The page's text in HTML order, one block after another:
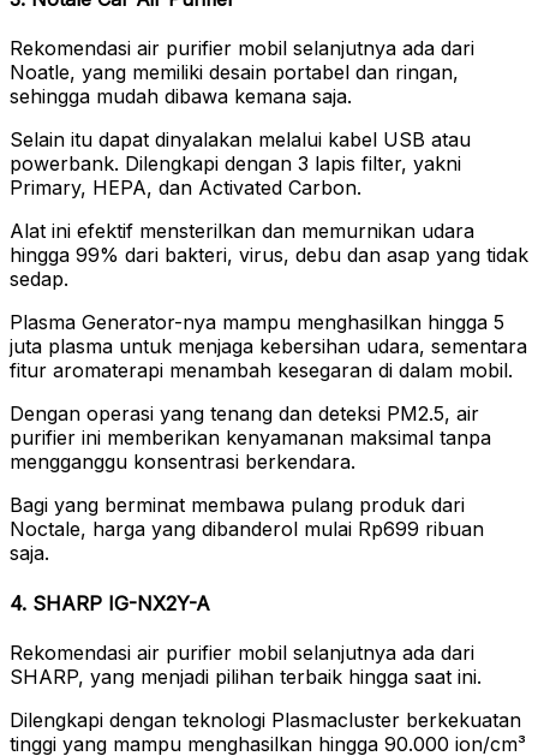
Rekomendasi air purifier mobil selanjutnya ada dari
Noatle, yang memiliki desain portabel dan ringan,
sehingga mudah dibawa kemana saja.
Selain itu dapat dinyalakan melalui kabel USB atau
powerbank. Dilengkapi dengan 3 lapis filter, yakni
Primary, HEPA, dan Activated Carbon.
Alat ini efektif mensterilkan dan memurnikan udara
hingga 99% dari bakteri, virus, debu dan asap yang tidak
sedap.
Plasma Generator-nya mampu menghasilkan hingga 5
juta plasma untuk menjaga kebersihan udara, sementara
fitur aromaterapi menambah kesegaran di dalam mobil.
Dengan operasi yang tenang dan deteksi PM2.5, air
purifier ini memberikan kenyamanan maksimal tanpa
mengganggu konsentrasi berkendara.
Bagi yang berminat membawa pulang produk dari
Noctale, harga yang dibanderol mulai Rp699 ribuan
saja.
4. SHARP IG-NX2Y-A
Rekomendasi air purifier mobil selanjutnya ada dari
SHARP, yang menjadi pilihan terbaik hingga saat ini.
Dilengkapi dengan teknologi Plasmacluster berkekuatan
tinggi yang mampu menghasilkan hingga 90.000 ion/cm³